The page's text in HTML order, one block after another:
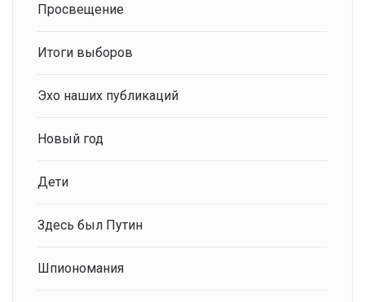
Просвещение
Итоги выборов
Эхо наших публикаций
Новый год
Дети
Здесь был Путин
Шпиономания